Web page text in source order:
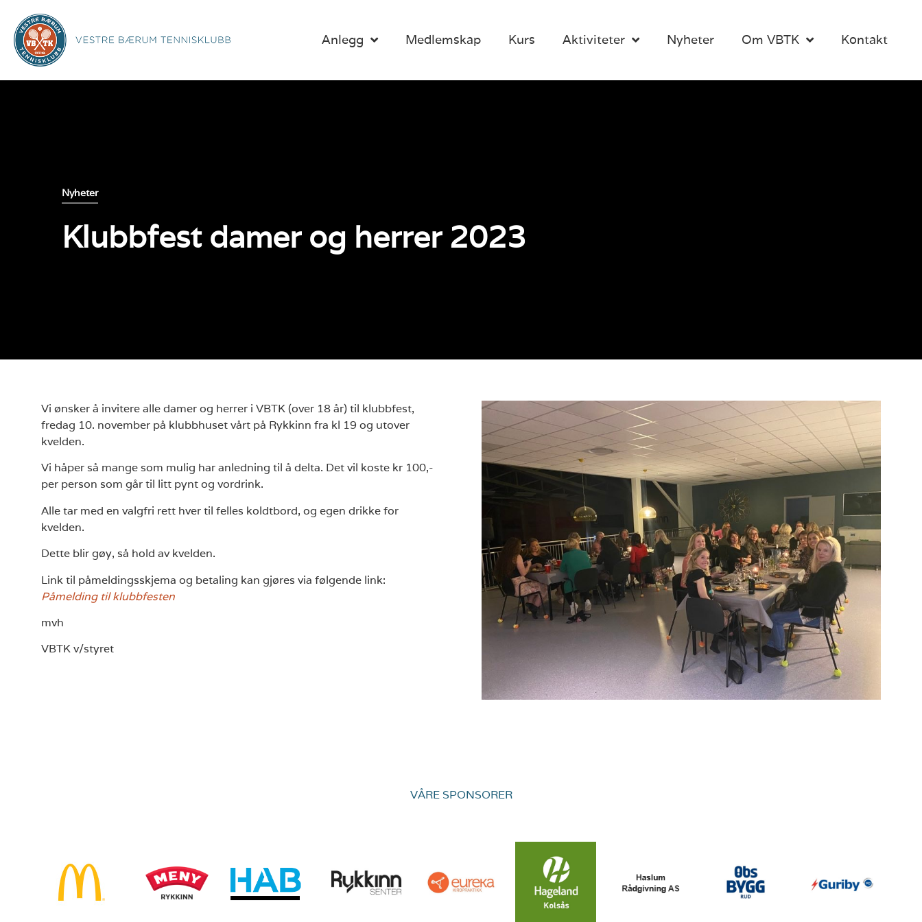
Anlegg Medlemskap Kurs Aktiviteter Nyheter Om VBTK Kontakt
Nyheter
Klubbfest damer og herrer 2023
Vi ønsker å invitere alle damer og herrer i VBTK (over 18 år) til klubbfest,
fredag 10. november på klubbhuset vårt på Rykkinn fra kl 19 og utover
kvelden.
Vi håper så mange som mulig har anledning til å delta. Det vil koste kr 100,-
per person som går til litt pynt og vordrink.
Alle tar med en valgfri rett hver til felles koldtbord, og egen drikke for
kvelden.
Dette blir gøy, så hold av kvelden.
Link til påmeldingsskjema og betaling kan gjøres via følgende link:
Påmelding til klubbfesten
mvh
VBTK v/styret
VÅRE SPONSORER